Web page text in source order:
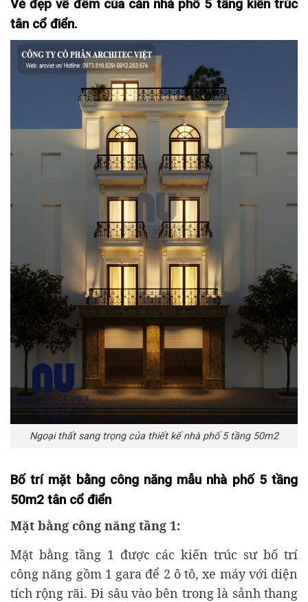
Vẻ đẹp về đêm của căn nhà phố 5 tầng kiến trúc
tân cổ điển.
Ngoại thất sang trọng của thiết kế nhà phố 5 tầng 50m2
Bố trí mặt bằng công năng mẫu nhà phố 5 tầng
50m2 tân cổ điển
Mặt bằng công năng tầng 1:
Mặt bằng tầng 1 được các kiến trúc sư bố trí
công năng gồm 1 gara để 2 ô tô, xe máy với diện
tích rộng rãi. Đi sâu vào bên trong là sảnh thang